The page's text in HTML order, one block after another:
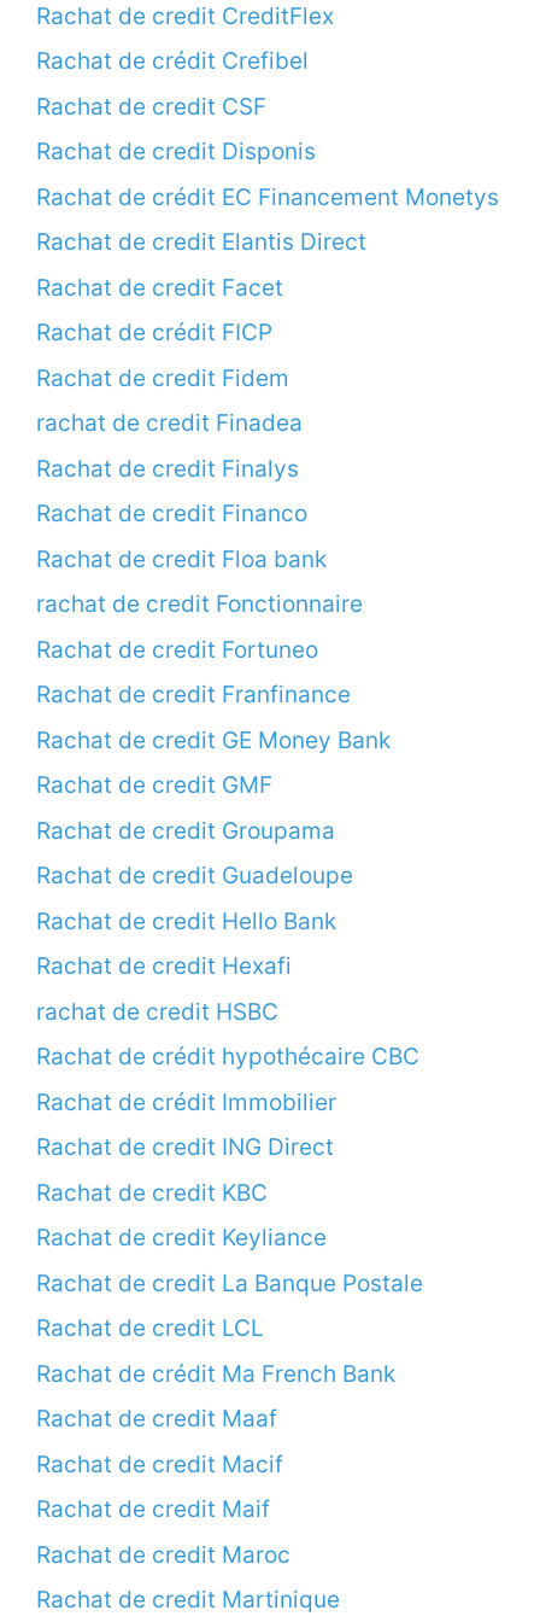
Rachat de credit CreditFlex
Rachat de crédit Crefibel
Rachat de credit CSF
Rachat de credit Disponis
Rachat de crédit EC Financement Monetys
Rachat de credit Elantis Direct
Rachat de credit Facet
Rachat de crédit FICP
Rachat de credit Fidem
rachat de credit Finadea
Rachat de credit Finalys
Rachat de credit Financo
Rachat de credit Floa bank
rachat de credit Fonctionnaire
Rachat de credit Fortuneo
Rachat de credit Franfinance
Rachat de credit GE Money Bank
Rachat de credit GMF
Rachat de credit Groupama
Rachat de credit Guadeloupe
Rachat de credit Hello Bank
Rachat de credit Hexafi
rachat de credit HSBC
Rachat de crédit hypothécaire CBC
Rachat de crédit Immobilier
Rachat de credit ING Direct
Rachat de credit KBC
Rachat de credit Keyliance
Rachat de credit La Banque Postale
Rachat de credit LCL
Rachat de crédit Ma French Bank
Rachat de credit Maaf
Rachat de credit Macif
Rachat de credit Maif
Rachat de credit Maroc
Rachat de credit Martinique